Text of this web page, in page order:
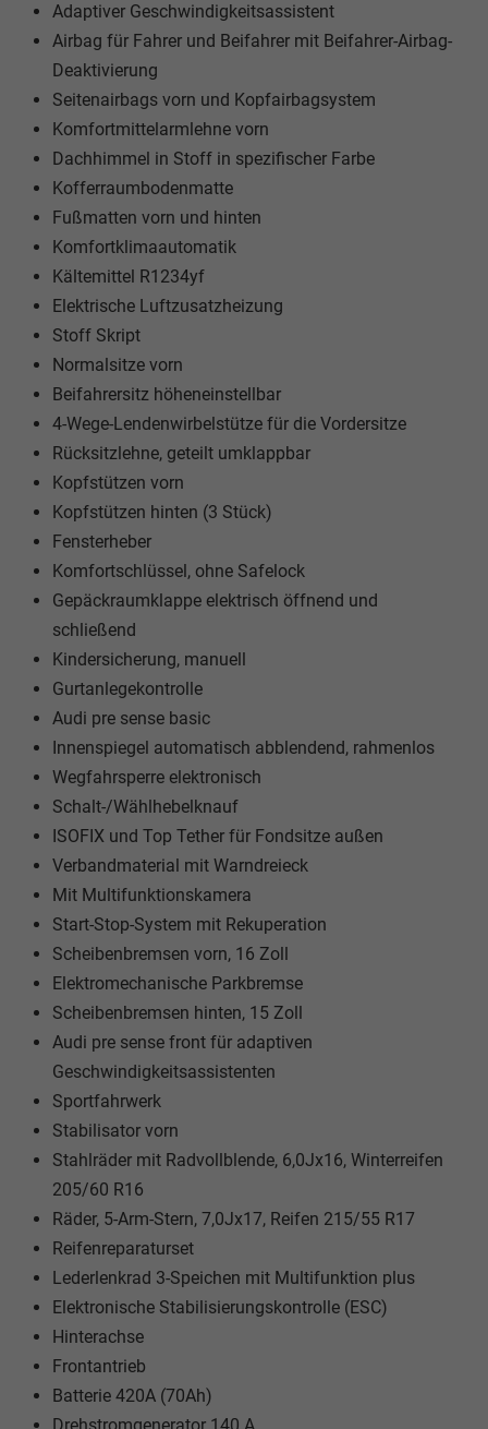
Adaptiver Geschwindigkeitsassistent
Airbag für Fahrer und Beifahrer mit Beifahrer-Airbag-
Deaktivierung
Seitenairbags vorn und Kopfairbagsystem
Komfortmittelarmlehne vorn
Dachhimmel in Stoff in spezifischer Farbe
Kofferraumbodenmatte
Fußmatten vorn und hinten
Komfortklimaautomatik
Kältemittel R1234yf
Elektrische Luftzusatzheizung
Stoff Skript
Normalsitze vorn
Beifahrersitz höheneinstellbar
4-Wege-Lendenwirbelstütze für die Vordersitze
Rücksitzlehne, geteilt umklappbar
Kopfstützen vorn
Kopfstützen hinten (3 Stück)
Fensterheber
Komfortschlüssel, ohne Safelock
Gepäckraumklappe elektrisch öffnend und
schließend
Kindersicherung, manuell
Gurtanlegekontrolle
Audi pre sense basic
Innenspiegel automatisch abblendend, rahmenlos
Wegfahrsperre elektronisch
Schalt-/Wählhebelknauf
ISOFIX und Top Tether für Fondsitze außen
Verbandmaterial mit Warndreieck
Mit Multifunktionskamera
Start-Stop-System mit Rekuperation
Scheibenbremsen vorn, 16 Zoll
Elektromechanische Parkbremse
Scheibenbremsen hinten, 15 Zoll
Audi pre sense front für adaptiven
Geschwindigkeitsassistenten
Sportfahrwerk
Stabilisator vorn
Stahlräder mit Radvollblende, 6,0Jx16, Winterreifen
205/60 R16
Räder, 5-Arm-Stern, 7,0Jx17, Reifen 215/55 R17
Reifenreparaturset
Lederlenkrad 3-Speichen mit Multifunktion plus
Elektronische Stabilisierungskontrolle (ESC)
Hinterachse
Frontantrieb
Batterie 420A (70Ah)